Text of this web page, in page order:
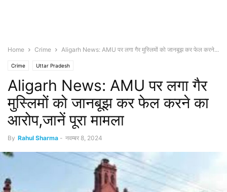
Home Crime Aligarh News: AMU पर लगा गैर मुस्लिमों को जानबूझ कर फेल करने...
Crime Uttar Pradesh
Aligarh News: AMU पर लगा गैर
मुस्लिमों को जानबूझ कर फेल करने का
आरोप,जानें पूरा मामला
By Rahul Sharma - नवम्बर 8, 2024